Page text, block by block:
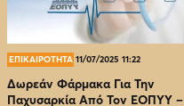
ΕΠΙΚΑΙΡΟΤΗΤΑ 11/07/2025 11:22
Δωρεάν Φάρμακα Για Την
Παχυσαρκία Από Τον EOΠΥΥ –